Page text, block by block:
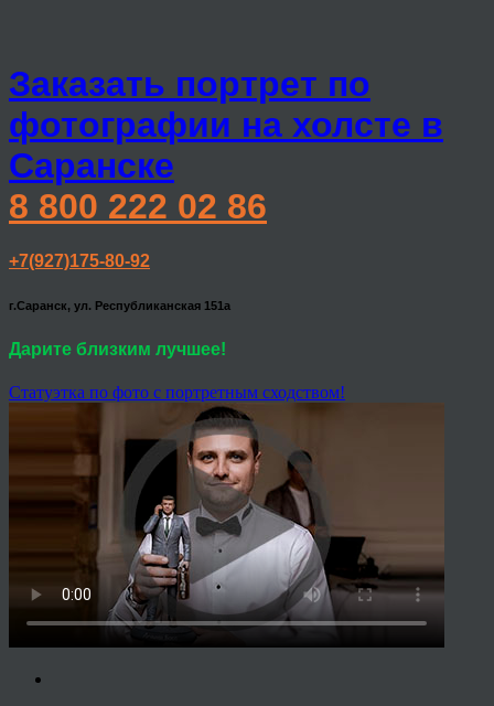
Заказать портрет по
фотографии на холсте в
Саранске
8 800 222 02 86
+7(927)175-80-92
г.Саранск, ул. Республиканская 151а
Дарите близким лучшее!
Статуэтка по фото с портретным сходством!